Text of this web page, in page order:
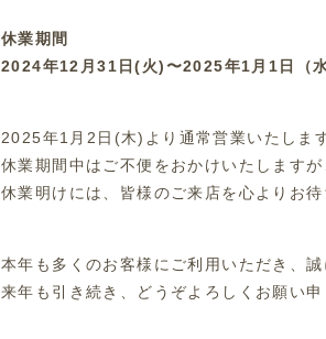
休業期間
2024年12月31日(火)〜2025年1月1日（水
2025年1月2日(木)より通常営業いたします
休業期間中はご不便をおかけいたします
休業明けには、皆様のご来店を心よりお待
本年も多くのお客様にご利用いただき、誠
来年も引き続き、どうぞよろしくお願い申